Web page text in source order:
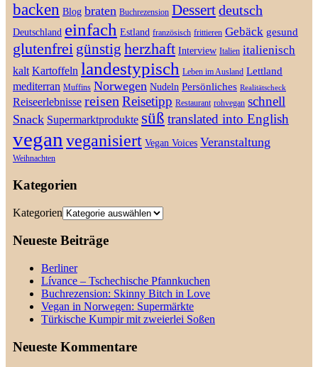
backen Blog braten Buchrezension Dessertdeutsch
Deutschland einfach Estland französisch frittieren Gebäck gesund
glutenfrei günstig herzhaft Interview Italien italienisch
kalt Kartoffeln landestypisch Leben im Ausland Lettland
mediterran Muffins Norwegen Nudeln Persönliches Realitätscheck
Reiseerlebnisse reisen Reisetipp Restaurant rohvegan schnell
Snack Supermarktprodukte süß translated into English
vegan veganisiert Vegan Voices Veranstaltung
Weihnachten
Kategorien
Kategorien
Neueste Beiträge
Berliner
Lívance – Tschechische Pfannkuchen
Buchrezension: Skinny Bitch in Love
Vegan in Norwegen: Supermärkte
Türkische Kumpir mit zweierlei Soßen
Neueste Kommentare